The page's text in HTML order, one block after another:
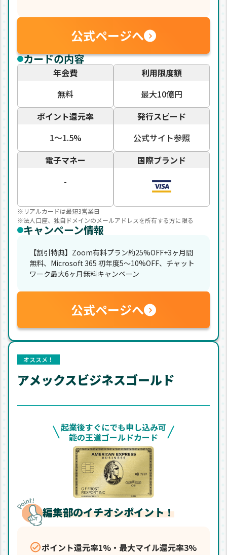
公式ページへ
カードの内容
年会費
無料
利用限度額
最大10億円
ポイント還元率
1〜1.5%
発行スピード
公式サイト参照
電子マネー
-
国際ブランド
※リアルカードは最短3営業日
※法人口座、独自ドメインのメールアドレスを所有する方に限る
キャンペーン情報
【割引特典】Zoom有料プラン約25%OFF+3ヶ月間
無料、Microsoft 365 初年度5〜10%OFF、チャット
ワーク最大6ヶ月無料キャンペーン
公式ページへ
オススメ！
アメックスビジネスゴールド
起業後すぐにでも申し込み可
能の王道ゴールドカード
編集部のイチオシポイント！
ポイント還元率1%・最大マイル還元率3%